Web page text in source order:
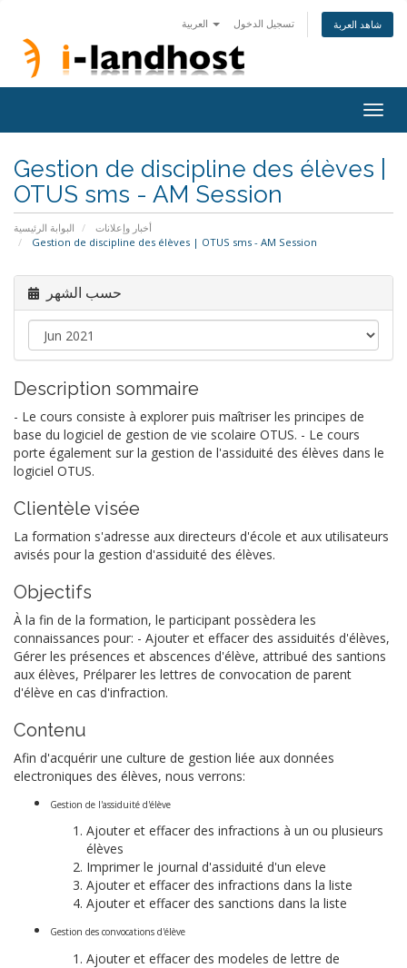
تسجيل الدخول شاهد العربة
Gestion de discipline des élèves |
OTUS sms - AM Session
البوابة الرئيسية
أخبار وإعلانات
Gestion de discipline des élèves | OTUS sms - AM Session
حسب الشهر
Description sommaire
- Le cours consiste à explorer puis maîtriser les principes de
base du logiciel de gestion de vie scolaire OTUS. - Le cours
porte également sur la gestion de l'assiduité des élèves dans le
logiciel OTUS.
Clientèle visée
La formation s'adresse aux directeurs d'école et aux utilisateurs
avisés pour la gestion d'assiduité des élèves.
Objectifs
À la fin de la formation, le participant possèdera les
connaissances pour: - Ajouter et effacer des assiduités d'élèves,
Gérer les présences et abscences d'élève, attribué des santions
aux élèves, Prélparer les lettres de convocation de parent
d'élève en cas d'infraction.
Contenu
Afin d'acquérir une culture de gestion liée aux données
electroniques des élèves, nous verrons:
Gestion de l'assiduité d'élève
Ajouter et effacer des infractions à un ou plusieurs
élèves
Imprimer le journal d'assiduité d'un eleve
Ajouter et effacer des infractions dans la liste
Ajouter et effacer des sanctions dans la liste
Gestion des convocations d'élève
Ajouter et effacer des modeles de lettre de